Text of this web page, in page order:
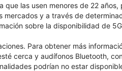
las usen menores de 22
y a través de
sobre la disponibilidad de
Para obtener más
cerca y audífonos Bluetooth,
podrían no estar